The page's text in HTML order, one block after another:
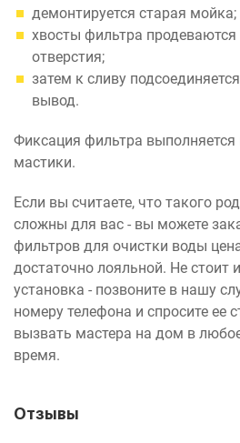
демонтируется старая мойка;
хвосты фильтра продеваются
отверстия;
затем к сливу
вывод.
Фиксация фильтра
мастики.
Если вы считаете, что такого
сложны для вас - вы можете
фильтров для очистки воды
достаточно лояльной. Не стоит
установка - позвоните в нашу
номеру телефона и спросите ее
вызвать мастера на дом в
время.
Отзывы